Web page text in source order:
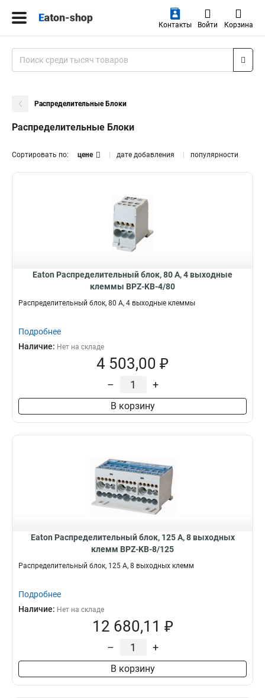
Контакты Войти Корзина
Распределительные Блоки
Распределительные Блоки
Сортировать по: цене дате добавления популярности
Eaton Распределительный блок, 80 А, 4 выходные
клеммы BPZ-KB-4/80
Распределительный блок, 80 А, 4 выходные клеммы
Подробнее
Наличие: Нет на складе
4 503,00 ₽
– +
В корзину
Eaton Распределительный блок, 125 А, 8 выходных
клемм BPZ-KB-8/125
Распределительный блок, 125 А, 8 выходных клемм
Подробнее
Наличие: Нет на складе
12 680,11 ₽
– +
В корзину